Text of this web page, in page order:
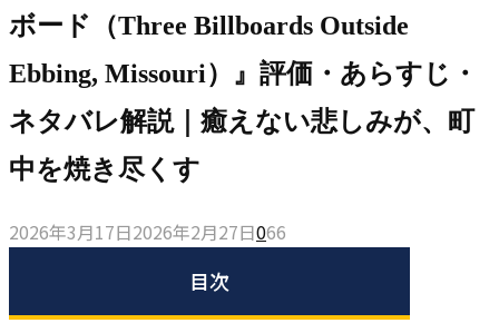
ボード（Three Billboards Outside
Ebbing, Missouri）』評価・あらすじ・
ネタバレ解説｜癒えない悲しみが、町
中を焼き尽くす
2026年3月17日2026年2月27日066
目次